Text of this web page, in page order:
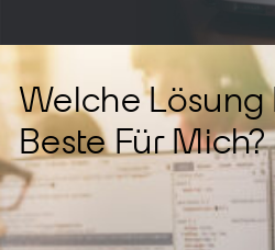
Welche Lösung
Beste Für Mich?